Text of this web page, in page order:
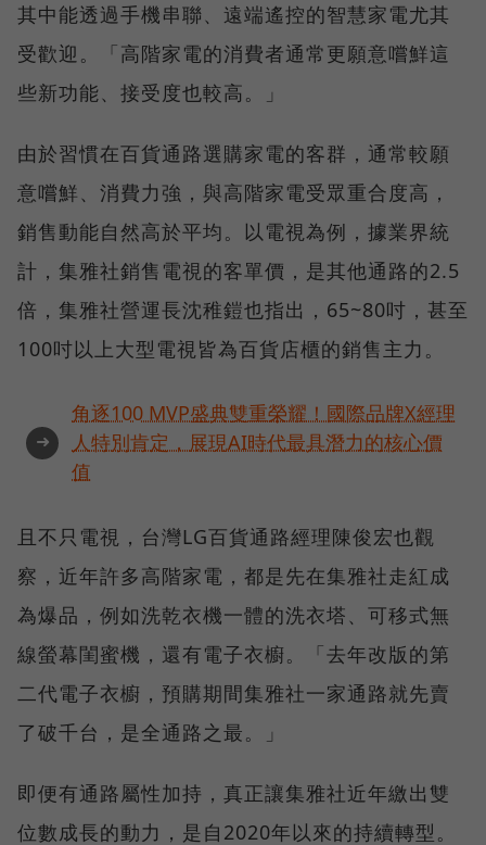
其中能透過手機串聯、遠端遙控的智慧家電尤其
受歡迎。「高階家電的消費者通常更願意嚐鮮這
些新功能、接受度也較高。」
由於習慣在百貨通路選購家電的客群，通常較願
意嚐鮮、消費力強，與高階家電受眾重合度高，
銷售動能自然高於平均。以電視為例，據業界統
計，集雅社銷售電視的客單價，是其他通路的2.5
倍，集雅社營運長沈稚鎧也指出，65~80吋，甚至
100吋以上大型電視皆為百貨店櫃的銷售主力。
➜
角逐100 MVP盛典雙重榮耀！國際品牌X經理
人特別肯定，展現AI時代最具潛力的核心價
值
且不只電視，台灣LG百貨通路經理陳俊宏也觀
察，近年許多高階家電，都是先在集雅社走紅成
為爆品，例如洗乾衣機一體的洗衣塔、可移式無
線螢幕閨蜜機，還有電子衣櫥。「去年改版的第
二代電子衣櫥，預購期間集雅社一家通路就先賣
了破千台，是全通路之最。」
即便有通路屬性加持，真正讓集雅社近年繳出雙
位數成長的動力，是自2020年以來的持續轉型。